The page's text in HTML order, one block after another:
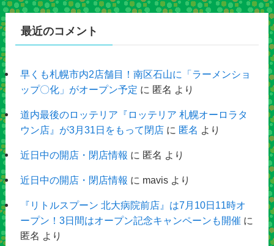
最近のコメント
早くも札幌市内2店舗目！南区石山に「ラーメンショ
ップ〇化」がオープン予定 に 匿名 より
道内最後のロッテリア『ロッテリア 札幌オーロラタ
ウン店』が3月31日をもって閉店に 匿名 より
近日中の開店・閉店情報 に 匿名 より
近日中の開店・閉店情報 に mavisより
『リトルスプーン 北大病院前店』は7月10日11時オ
ープン！3日間はオープン記念キャンペーンも開催 に
匿名 より